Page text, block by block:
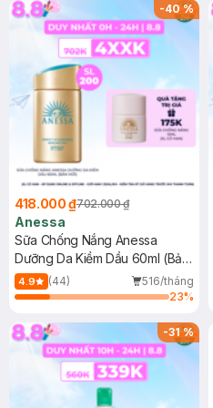
-40%
418.000 ₫702.000 ₫
Anessa
Sữa Chống Nắng Anessa
Dưỡng Da Kiềm Dầu 60ml (Bản
Mới)
4.9 (44)
516/tháng
23%
-31%